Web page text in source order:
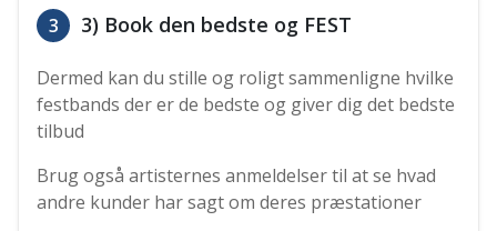
3 3) Book den bedste og FEST
Dermed kan du stille og roligt sammenligne hvilke
festbands der er de bedste og giver dig det bedste
tilbud
Brug også artisternes anmeldelser til at se hvad
andre kunder har sagt om deres præstationer